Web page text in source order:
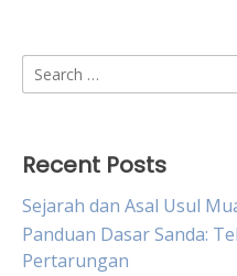
Search
for:
Recent Posts
Sejarah dan Asal Usul
Panduan Dasar Sanda:
Pertarungan